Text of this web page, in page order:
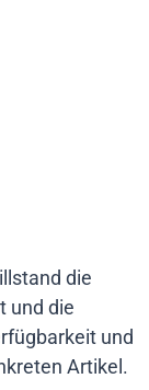
die
und die
und
Artikel.